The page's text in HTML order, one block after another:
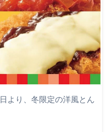
より、冬限定の洋風とん